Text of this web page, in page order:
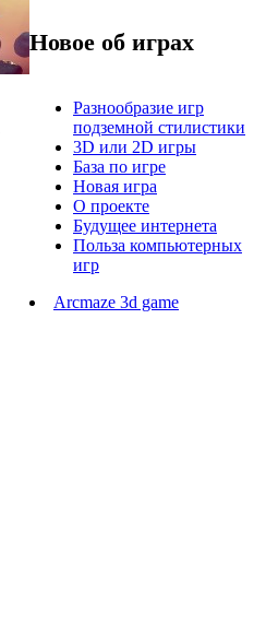
Новое об играх
Разнообразие игр
подземной стилистики
3D или 2D игры
База по игре
Новая игра
О проекте
Будущее интернета
Польза компьютерных
игр
Arcmaze 3d game